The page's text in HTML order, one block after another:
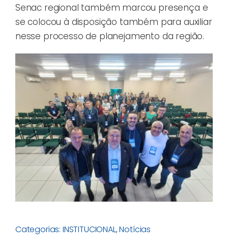
Senac regional também marcou presença e
se colocou à disposição também para auxiliar
nesse processo de planejamento da região.
Categorias: INSTITUCIONAL,Notícias